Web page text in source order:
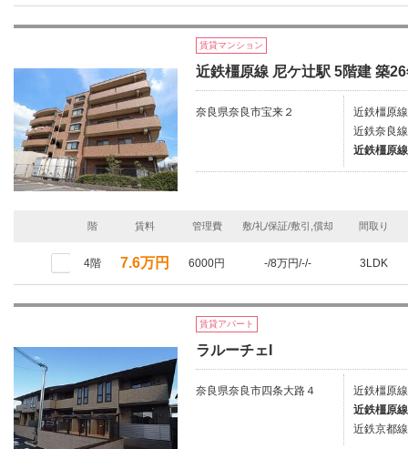
賃貸マンション
近鉄橿原線 尼ケ辻駅 5階建 築
奈良県奈良市宝来２
近鉄橿原
近鉄奈良
近鉄橿原
階 賃料 管理費 敷/礼/保証/敷引,償却 間取り
4階 7.6万円 6000円 -/8万円/-/- 3LDK
賃貸アパート
ラルーチェI
奈良県奈良市四条大路４
近鉄橿原
近鉄橿原
近鉄京都